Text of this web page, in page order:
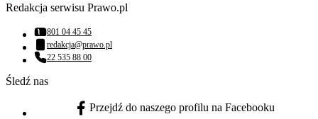
Redakcja serwisu Prawo.pl
Numer telefonu:
801 04 45 45
Adres email:
redakcja@prawo.pl
Numer telefonu:
22 535 88 00
Śledź nas
facebook - otwiera się w nowej karcie
Przejdź do naszego profilu na Facebooku